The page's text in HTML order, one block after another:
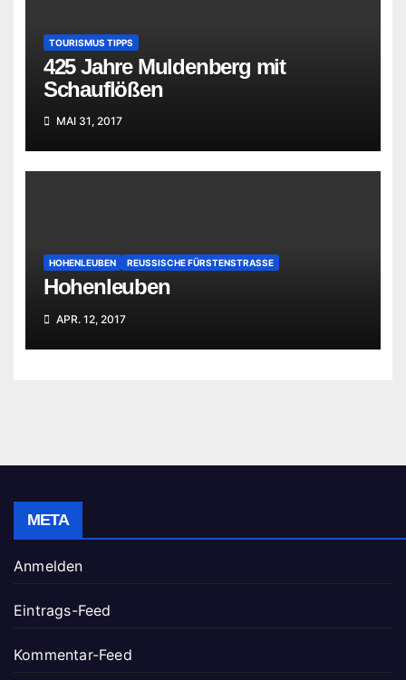
TOURISMUS TIPPS
425 Jahre Muldenberg mit
Schauflößen
MAI 31, 2017
HOHENLEUBEN REUSSISCHE FÜRSTENSTRASSE
Hohenleuben
APR. 12, 2017
META
Anmelden
Eintrags-Feed
Kommentar-Feed